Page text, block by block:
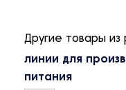
Другие товары из
линии для
питания